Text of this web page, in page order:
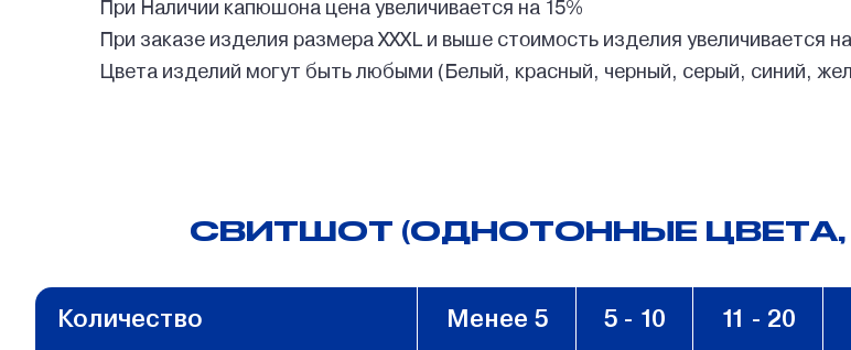
При Наличии капюшона цена увеличивается на 15%
При заказе изделия размера XXXL и выше стоимость изделия увеличивается
Цвета изделий могут быть любыми (Белый, красный, черный, серый, синий,
СВИТШОТ (ОДНОТОННЫЕ ЦВЕТА,
Количество Менее 5 5 - 10 11 - 20